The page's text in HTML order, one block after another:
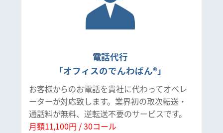
電話代行
「オフィスのでんわばん®」
お客様からのお電話を貴社に代わってオペレ
ーターが対応致します。業界初の取次転送・
通話料が無料、逆転送不要のサービスです。
月額11,100円 / 30コール